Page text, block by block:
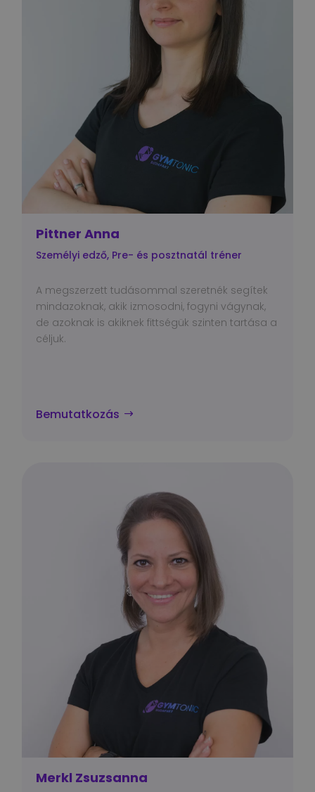
Pittner Anna
Személyi edző, Pre- és posztnatál tréner
A megszerzett tudásommal szeretnék segítek
mindazoknak, akik izmosodni, fogyni vágynak,
de azoknak is akiknek fittségük szinten tartása a
céljuk.
Bemutatkozás
Merkl Zsuzsanna